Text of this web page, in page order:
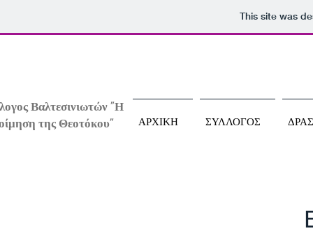
This site was
Βαλτεσινιωτών "Η
της Θεοτόκου"
ΑΡΧΙΚΗ ΣΥΛΛΟΓΟΣ